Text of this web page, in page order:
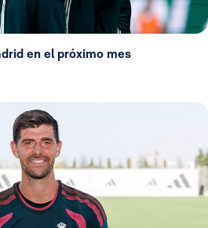
en el próximo mes